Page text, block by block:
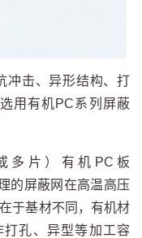
冲击、异形结构、打
用有机PC系列屏蔽
多片）有机PC板
的屏蔽网在高温高压
于基材不同，有机材
孔、异型等加工容